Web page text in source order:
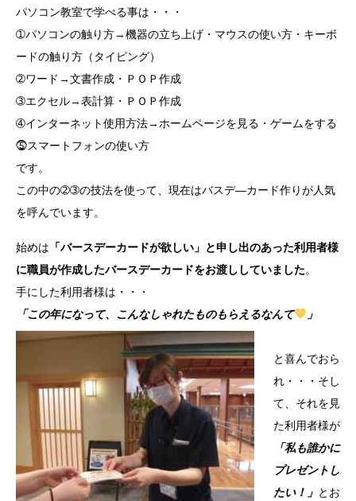
パソコン教室で学べる事は・・・
➀パソコンの触り方→機器の立ち上げ・マウスの使い方・キーボ
ードの触り方（タイピング）
➁ワード→文書作成・ＰＯＰ作成
➂エクセル→表計算・ＰＯＰ作成
➃インターネット使用方法→ホームページを見る・ゲームをする
⓹スマートフォンの使い方
です。
この中の➁➂の技法を使って、現在はバスデ―カード作りが人気
を呼んでいます。
始めは 「バースデーカードが欲しい」と申し出のあった利用者様
に職員が作成したバースデーカードをお渡ししていました。
手にした利用者様は・・・
「この年になって、こんなしゃれたものもらえるなんて
」
と喜んでおら
れ・・・そし
て、それを見
た利用者様が
「私も誰かに
プレゼントし
たい！」 とお